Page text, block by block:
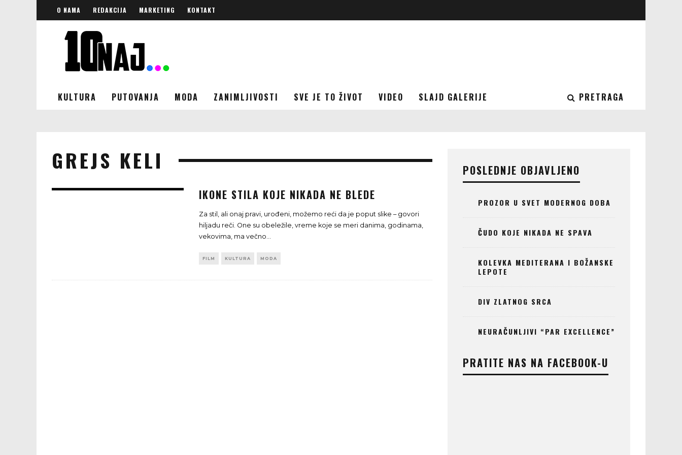
O NAMA REDAKCIJA MARKETING KONTAKT
KULTURA PUTOVANJA MODA ZANIMLJIVOSTI SVE JE TO ŽIVOT VIDEO SLAJD GALERIJE PRETRAGA
GREJS KELI
IKONE STILA KOJE NIKADA NE BLEDE
Za stil, ali onaj pravi, urođeni, možemo reći da je poput slike – govori
hiljadu reči. One su obeležile, vreme koje se meri danima, godinama,
vekovima, ma večno...
FILM KULTURA MODA
POSLEDNJE OBJAVLJENO
PROZOR U SVET MODERNOG DOBA
ČUDO KOJE NIKADA NE SPAVA
KOLEVKA MEDITERANA I BOŽANSKE
LEPOTE
DIV ZLATNOG SRCA
NEURAČUNLJIVI “PAR EXCELLENCE”
PRATITE NAS NA FACEBOOK-U